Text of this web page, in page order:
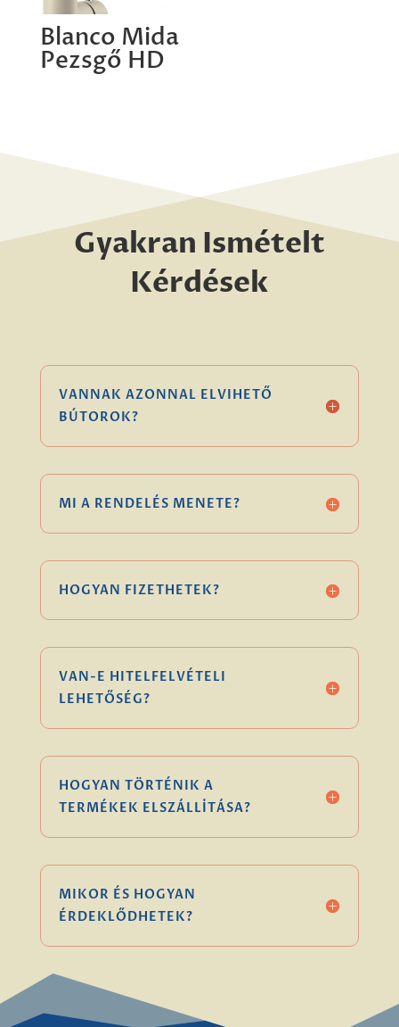
Blanco Mida
Pezsgő HD
Gyakran Ismételt
Kérdések
VANNAK AZONNAL ELVIHETŐ
BÚTOROK?
MI A RENDELÉS MENETE?
HOGYAN FIZETHETEK?
VAN-E HITELFELVÉTELI
LEHETŐSÉG?
HOGYAN TÖRTÉNIK A
TERMÉKEK ELSZÁLLÍTÁSA?
MIKOR ÉS HOGYAN
ÉRDEKLŐDHETEK?